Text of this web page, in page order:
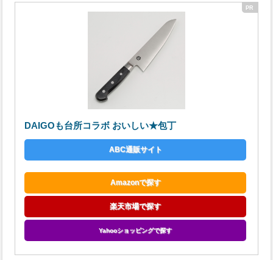
DAIGOも台所コラボ おいしい★包丁
ABC通販サイト
Amazonで探す
楽天市場で探す
Yahooショッピングで探す